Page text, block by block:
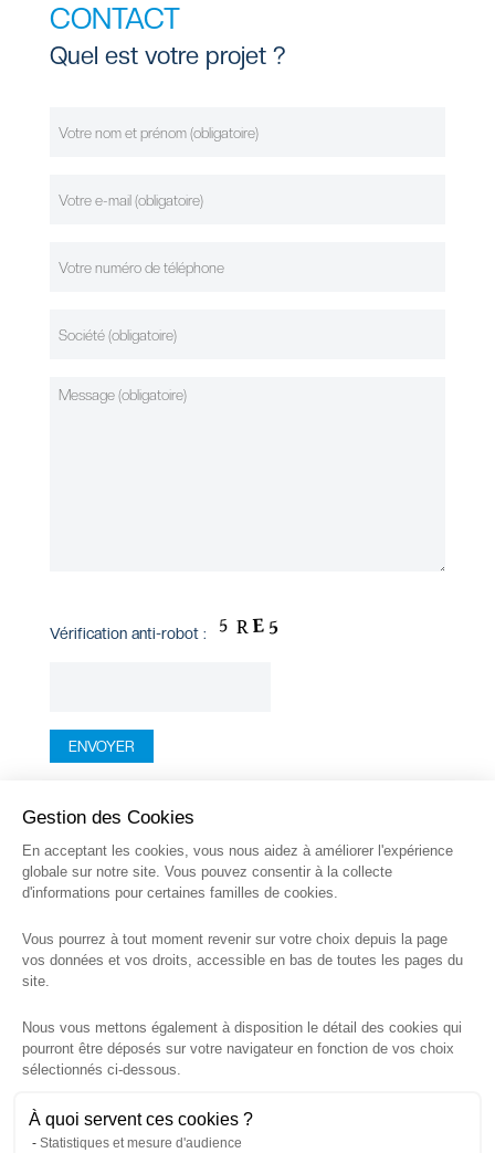
51100 Reims, France
03 26 35 20 26
contact@balazot-ingenierie.fr
CONTACT
Quel est votre projet ?
Vérification anti-robot :
Gestion des Cookies
En acceptant les cookies, vous nous aidez à améliorer l'expérience
globale sur notre site. Vous pouvez consentir à la collecte
d'informations pour certaines familles de cookies.
Vous pourrez à tout moment revenir sur votre choix depuis la page
vos données et vos droits, accessible en bas de toutes les pages du
site.
Nous vous mettons également à disposition le détail des cookies qui
pourront être déposés sur votre navigateur en fonction de vos choix
sélectionnés ci-dessous.
À quoi servent ces cookies ?
Statistiques et mesure d'audience